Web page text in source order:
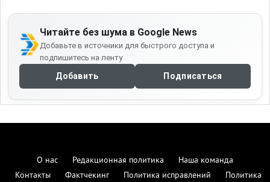
Читайте без шума в Google News
Добавьте в источники для быстрого доступа и
подпишитесь на ленту
Добавить Подписаться
О нас Редакционная политика
Наша команда
Контакты
Фактчекинг Политика исправлений
Политика